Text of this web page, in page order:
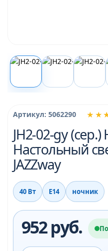
Артикул: 5062290
JH2-02-gy (сер.)
Настольный
JAZZway
40 Вт Е14 ночник
952 руб.